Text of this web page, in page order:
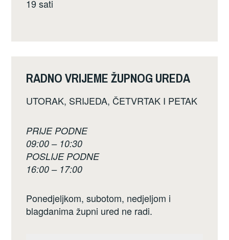
19 sati
RADNO VRIJEME ŽUPNOG UREDA
UTORAK, SRIJEDA, ČETVRTAK I PETAK
PRIJE PODNE
09:00 – 10:30
POSLIJE PODNE
16:00 – 17:00
Ponedjeljkom, subotom, nedjeljom i
blagdanima župni ured ne radi.